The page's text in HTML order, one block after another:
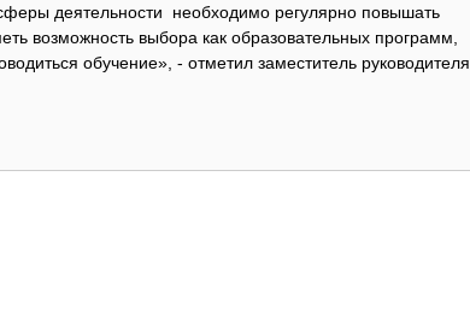
деятельности необходимо регулярно повышать
возможность выбора как образовательных программ,
обучение», - отметил заместитель руководителя